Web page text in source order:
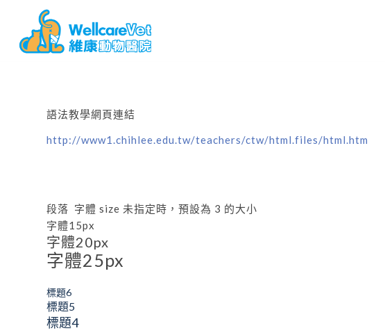
語法教學網頁連結
http://www1.chihlee.edu.tw/teachers/ctw/html.files/html.htm
段落 字體 size 未指定時，預設為 3 的大小
字體15px
字體20px
字體25px
標題6
標題5
標題4